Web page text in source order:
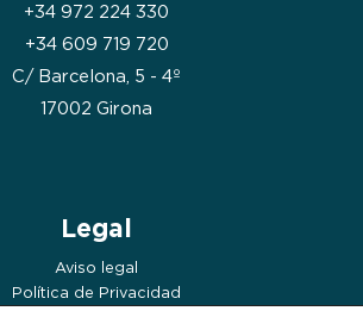
+34 972 224 330
+34 609 719 720
C/ Barcelona, 5 - 4º
17002 Girona
Legal
Aviso legal
Política de Privacidad